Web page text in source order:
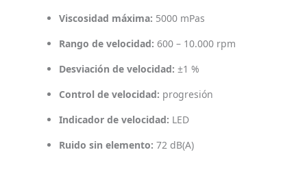
Viscosidad máxima: 5000 mPas
Rango de velocidad: 600 – 10.000 rpm
Desviación de velocidad: ±1 %
Control de velocidad: progresión
Indicador de velocidad: LED
Ruido sin elemento: 72 dB(A)